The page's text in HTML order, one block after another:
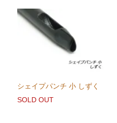
シェイプパンチ 小 しずく
SOLD OUT